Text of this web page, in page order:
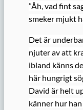
”Åh, vad fint
smeker mjukt
Det är
njuter av att
ibland känns
här hungrigt
David är helt
känner hur